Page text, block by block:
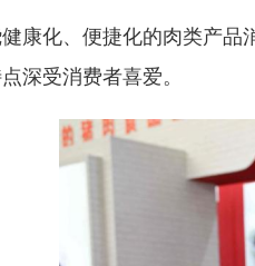
健康化、便捷化的肉类产
深受消费者喜爱。